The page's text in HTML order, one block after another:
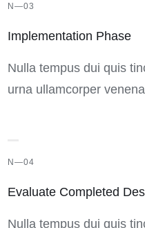
N—03
Implementation Phase
Nulla tempus dui quis
urna ullamcorper
N—04
Evaluate Completed
Nulla tempus dui quis